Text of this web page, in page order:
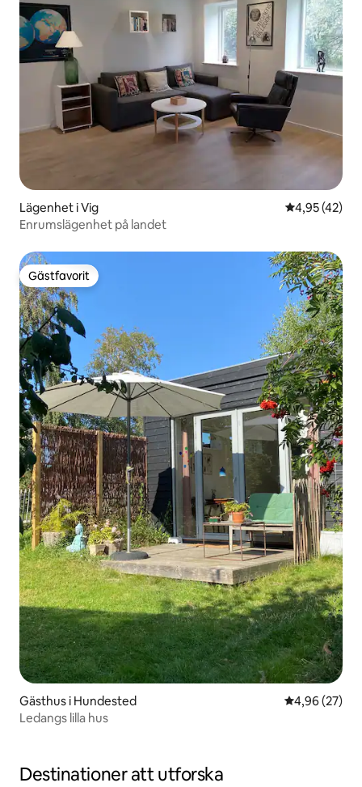
Lägenhet i Vig 4,95 av 5 i
4,95 (42)
Enrumslägenhet på landet
Gästfavorit
Gästfavorit
Gästhus i Hundested 4,96 av 5 i
4,96 (27)
Ledangs lilla hus
Destinationer att utforska